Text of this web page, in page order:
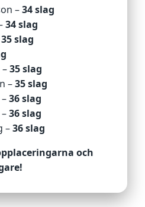
–34 slag
34 slag
35 slag
35 slag
–35 slag
36 slag
36 slag
–36 slag
och